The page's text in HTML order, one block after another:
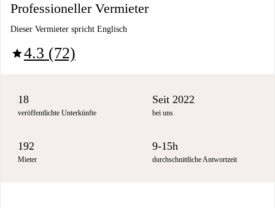
Professioneller Vermieter
Dieser Vermieter spricht Englisch
star4.3 (72)
18
veröffentlichte Unterkünfte
Seit 2022
bei uns
192
Mieter
9-15h
durchschnittliche Antwortzeit